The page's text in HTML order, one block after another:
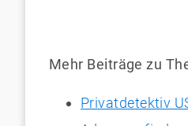
Mehr Beiträge zu
Privatdetektiv